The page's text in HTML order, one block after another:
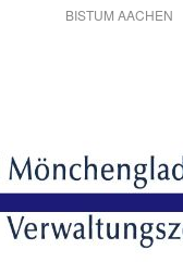
BISTUM AACHEN